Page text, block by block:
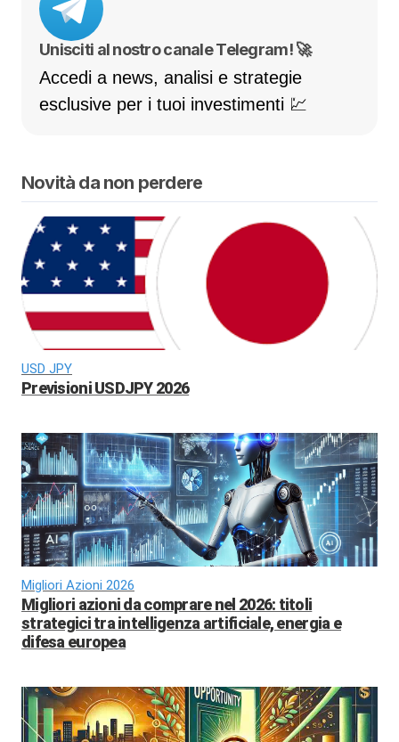
Unisciti al nostro canale Telegram! 🚀
Accedi a news, analisi e strategie
esclusive per i tuoi investimenti 💹
Novità da non perdere
USD JPY
Previsioni USDJPY 2026
Migliori Azioni 2026
Migliori azioni da comprare nel 2026: titoli
strategici tra intelligenza artificiale, energia e
difesa europea